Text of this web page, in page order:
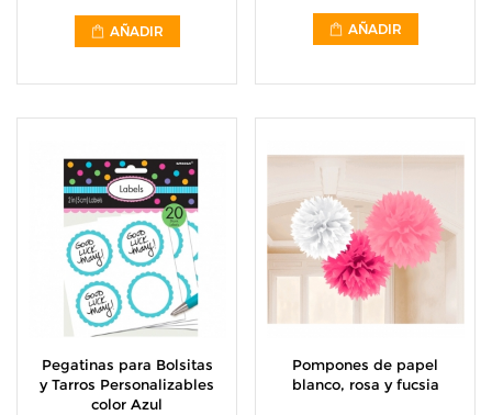
AÑADIR AÑADIR
Pegatinas para Bolsitas
y Tarros Personalizables
color Azul
Pompones de papel
blanco, rosa y fucsia